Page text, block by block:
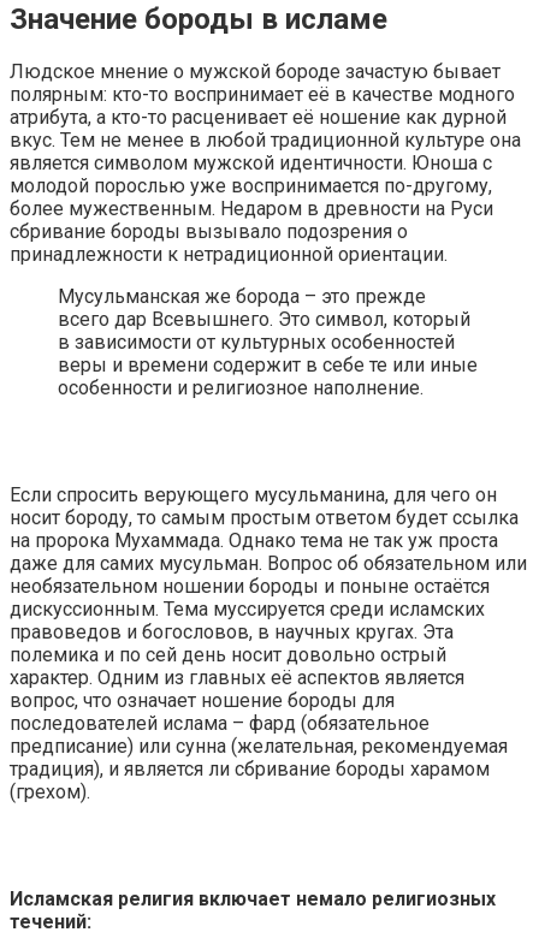
Значение бороды в исламе
Людское мнение о мужской бороде зачастую бывает
полярным: кто-то воспринимает её в качестве модного
атрибута, а кто-то расценивает её ношение как дурной
вкус. Тем не менее в любой традиционной культуре она
является символом мужской идентичности. Юноша с
молодой порослью уже воспринимается по-другому,
более мужественным. Недаром в древности на Руси
сбривание бороды вызывало подозрения о
принадлежности к нетрадиционной ориентации.
Мусульманская же борода – это прежде
всего дар Всевышнего. Это символ, который
в зависимости от культурных особенностей
веры и времени содержит в себе те или иные
особенности и религиозное наполнение.
Если спросить верующего мусульманина, для чего он
носит бороду, то самым простым ответом будет ссылка
на пророка Мухаммада. Однако тема не так уж проста
даже для самих мусульман. Вопрос об обязательном или
необязательном ношении бороды и поныне остаётся
дискуссионным. Тема муссируется среди исламских
правоведов и богословов, в научных кругах. Эта
полемика и по сей день носит довольно острый
характер. Одним из главных её аспектов является
вопрос, что означает ношение бороды для
последователей ислама – фард (обязательное
предписание) или сунна (желательная, рекомендуемая
традиция), и является ли сбривание бороды харамом
(грехом).
Исламская религия включает немало религиозных
течений: